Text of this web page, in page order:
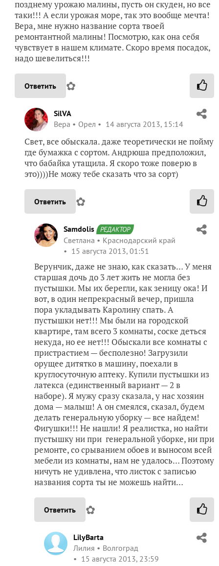
позднему урожаю малины, пусть он скуден, но все
таки!!! А если урожая море, так это вообще мечта!
Вера, мне нужно название сорта твоей
ремонтантной малины! Посмотрю, как она себя
чувствует в нашем климате. Скоро время посадок,
надо шевелиться!!!
Ответить ✿
SilVA
Вера
Орел 14 августа 2013, 15:14
Свет, все обыскала. даже теоретически не пойму
где бумажка с сортом. Андрюша предположил,
что бабайка утащила. Я скоро тоже поверю в
это))))Не можу тебе сказать что за сорт)
Ответить ✿
Samdolis РЕДАКТОР
Светлана
Краснодарский край
15 августа 2013, 01:51
Верунчик, даже не знаю, как сказать… У меня
старшая дочь до 3 лет жить не могла без
пустышки. Мы их берегли, как зеницу ока! И
вот, в один непрекрасный вечер, пришла
пора укладывать Каролину спать. А
пустышки нет!!! Мы были на городской
квартире, там всего 3 комнаты, соске деться
некуда, но ее нет!!! Обыскали все комнаты с
пристрастием — бесполезно! Загрузили
орущее дитятко в машину, поехали в
круглосуточную аптеку. Купили пустышки из
латекса (единственный вариант — 2 в
наборе). Я мужу сразу сказала, у нас хозяин
дома — малыш! А он смеялся, сказал, будем
делать генеральную уборку — все найдем!
Фигушки!!! Не нашли! Я реалистка, но найти
пустышку ни при генеральной уборке, ни при
ремонте, со срыванием обоев и выносом всей
мебели из комнаты, нам не удалось… Поэтому
ничуть не удивлена, что листок с записью
названия сорта ты не можешь найти…
Ответить ✿
LilyBarta
Лилия
Волгоград
15 августа 2013, 23:59